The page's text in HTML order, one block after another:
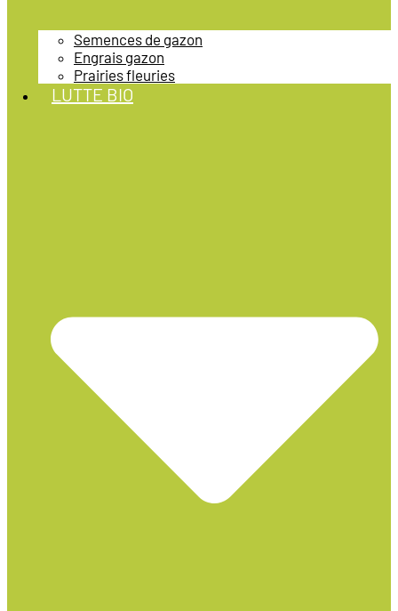
Semences de gazon
Engrais gazon
Prairies fleuries
LUTTE BIO